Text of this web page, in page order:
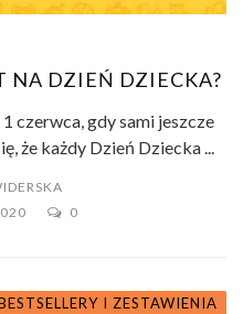
NA DZIEŃ DZIECKA?
czerwca, gdy sami jeszcze
że każdy Dzień Dziecka ...
0
I ZESTAWIENIA